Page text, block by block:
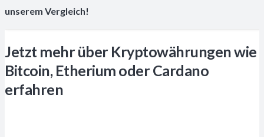
unserem Vergleich!
Jetzt mehr über Kryptowährungen wie
Bitcoin, Etherium oder Cardano
erfahren